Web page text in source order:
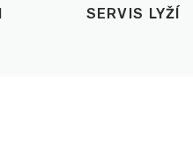
SERVIS LYŽÍ